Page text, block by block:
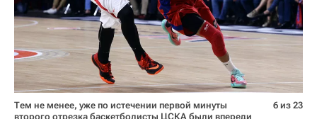
Тем не менее, уже по истечении первой минуты
второго отрезка баскетболисты ЦСКА были впереди
6 из 23